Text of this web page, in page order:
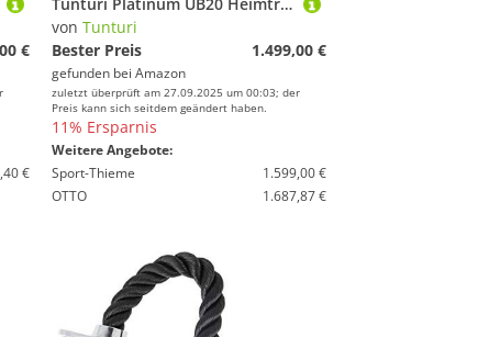
€
€
von Tunturi
Bester Preis
1.499,00 €
gefunden bei Amazon
zuletzt überprüft am 27.09.2025 um 00:03; der
Preis kann sich seitdem geändert haben.
11% Ersparnis
Weitere Angebote:
Sport-Thieme
1.599,00 €
OTTO
1.687,87 €